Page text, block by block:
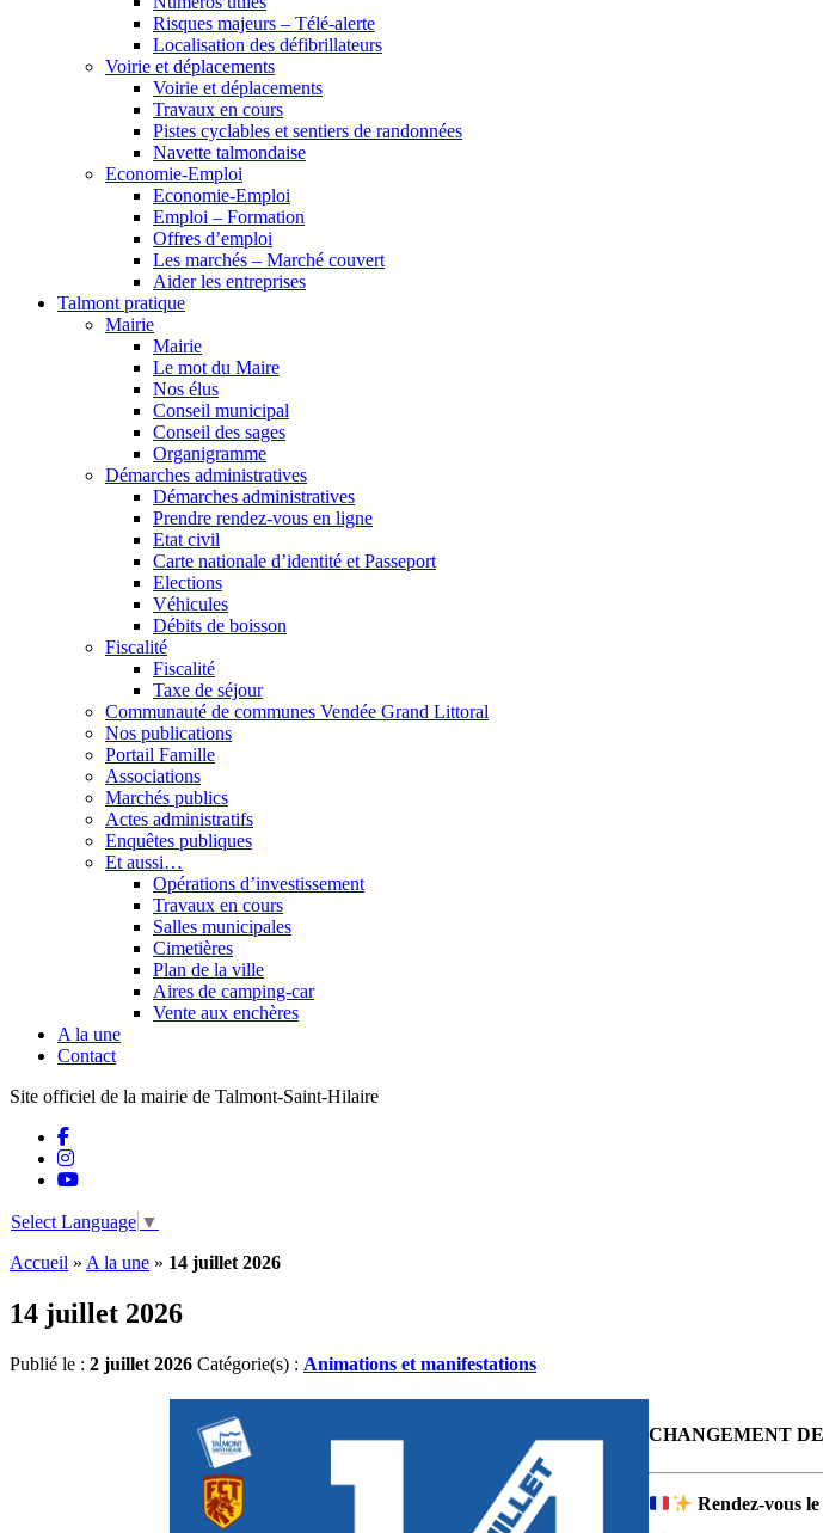
Risques majeurs – Télé-alerte
Localisation des défibrillateurs
Voirie et déplacements
Voirie et déplacements
Travaux en cours
Pistes cyclables et sentiers de randonnées
Navette talmondaise
Economie-Emploi
Economie-Emploi
Emploi – Formation
Offres d’emploi
Les marchés – Marché couvert
Aider les entreprises
Talmont pratique
Mairie
Mairie
Le mot du Maire
Nos élus
Conseil municipal
Conseil des sages
Organigramme
Démarches administratives
Démarches administratives
Prendre rendez-vous en ligne
Etat civil
Carte nationale d’identité et Passeport
Elections
Véhicules
Débits de boisson
Fiscalité
Fiscalité
Taxe de séjour
Communauté de communes Vendée Grand Littoral
Nos publications
Portail Famille
Associations
Marchés publics
Actes administratifs
Enquêtes publiques
Et aussi…
Opérations d’investissement
Travaux en cours
Salles municipales
Cimetières
Plan de la ville
Aires de camping-car
Vente aux enchères
A la une
Contact
Site officiel de la mairie de Talmont-Saint-Hilaire
Select Language ▼
Accueil » A la une » 14 juillet 2026
14 juillet 2026
Publié le : 2 juillet 2026 Catégorie(s) : Animations et manifestations
CHANGEMENT
Rendez-vous